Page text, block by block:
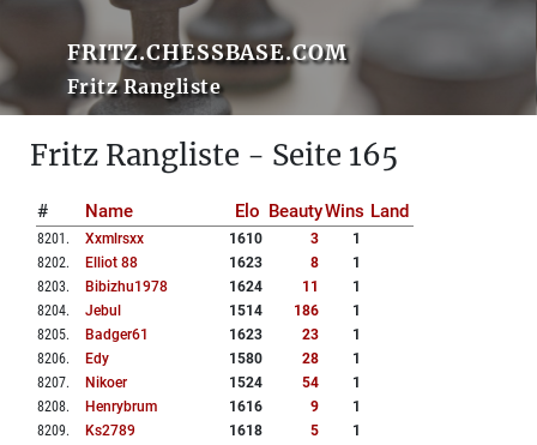
FRITZ.CHESSBASE.COM
Fritz Rangliste
Fritz Rangliste - Seite 165
# Name Elo BeautyWins Land
8201 . Xxmlrsxx 1610 3
1
8202. Elliot 88 1623 8
1
8203. Bibizhu1978 1624 11
1
8204. Jebul 1514 186
1
8205. Badger61 1623 23
1
8206. Edy 1580 28
1
8207. Nikoer 1524 54
1
8208. Henrybrum 1616 9
1
8209. Ks2789 1618 5
1